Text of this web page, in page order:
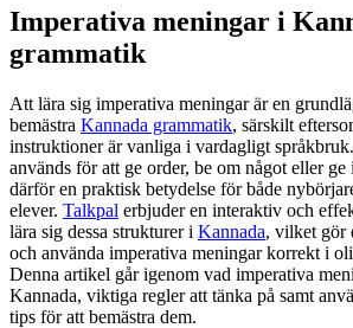
Imperativa meningar i
grammatik
Att lära sig imperativa meningar är en
bemästra Kannada grammatik, särskilt
instruktioner är vanliga i vardagligt
används för att ge order, be om något eller
därför en praktisk betydelse för både
elever. Talkpal erbjuder en interaktiv och
lära sig dessa strukturer i Kannada, vilket gör
och använda imperativa meningar korrekt i
Denna artikel går igenom vad imperativa
Kannada, viktiga regler att tänka på samt
tips för att bemästra dem.